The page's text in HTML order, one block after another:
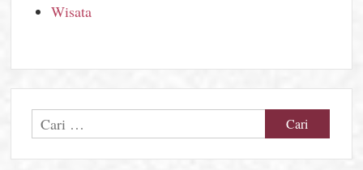
Wisata
Cari
untuk: